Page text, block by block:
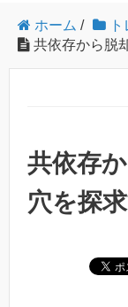
ホーム /
共依存から脱
共依存
穴を探